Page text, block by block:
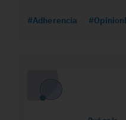
#Adherencia